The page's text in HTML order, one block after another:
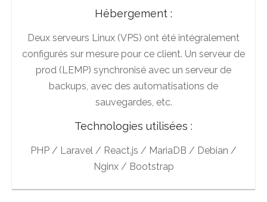
Hébergement :
Deux serveurs Linux (VPS) ont été intégralement
configurés sur mesure pour ce client. Un serveur de
prod (LEMP) synchronisé avec un serveur de
backups, avec des automatisations de
sauvegardes, etc.
Technologies utilisées :
PHP / Laravel / React.js / MariaDB / Debian /
Nginx / Bootstrap